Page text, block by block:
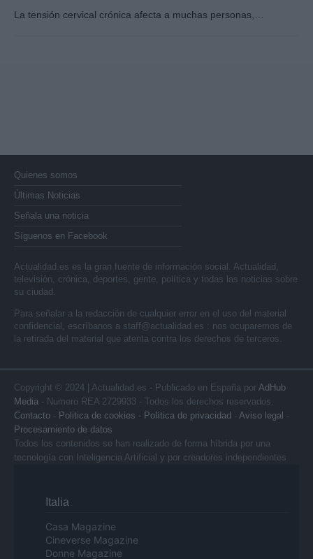
La tensión cervical crónica afecta a muchas personas,…
Quienes somos
Últimas Noticias
Señala una noticia
Síguenos en Facebook
Actualidad.es es la gran fuente de información social. Actualidad,
televisión, crónica, deportes, gente, política y todas las noticias sobre
su ciudad.
Para señalar a la redacción de cualquier error en el uso del material
confidencial, escríbanos a staff@actualidad.es : nos ocuparemos de
la retirada del material que atenta contra los derechos de terceros.
Copyright © 2024 | Actualidad.es - Publicado en España por AdHub
Media - Numero REA 2729933 - Todos los derechos reservados.
Contacto - Politica de cookies - Política de privacidad - Aviso legal -
Procesamiento de datos
Todos los contenidos se han realizado de forma híbrida por una
tecnología con Inteligencia Artificial y por creadores independientes
Italia
Casa Magazine
Cineverse Magazine
Donne Magazine